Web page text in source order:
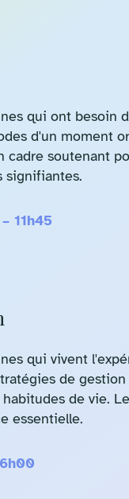
qui ont besoin
d'un moment
soutenant
signifiantes.
11h45
qui vivent
de
de vie.
essentielle.